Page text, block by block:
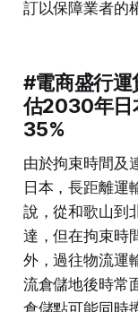
訂以保障業者的
#電商盛行運
估2030年日
35%
由於拘束時間及
日本，長距離運
說，從和歌山到
達，但在拘束時
外，過往物流運
流倉儲地後時常
倉儲點可能同時